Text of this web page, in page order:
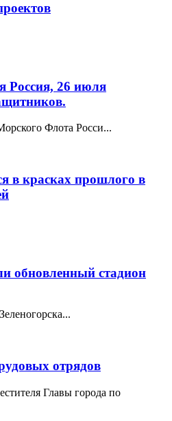
Россия, 26 июля
Флота Росси...
в красках прошлого в
обновленный стадион
отрядов
Главы города по